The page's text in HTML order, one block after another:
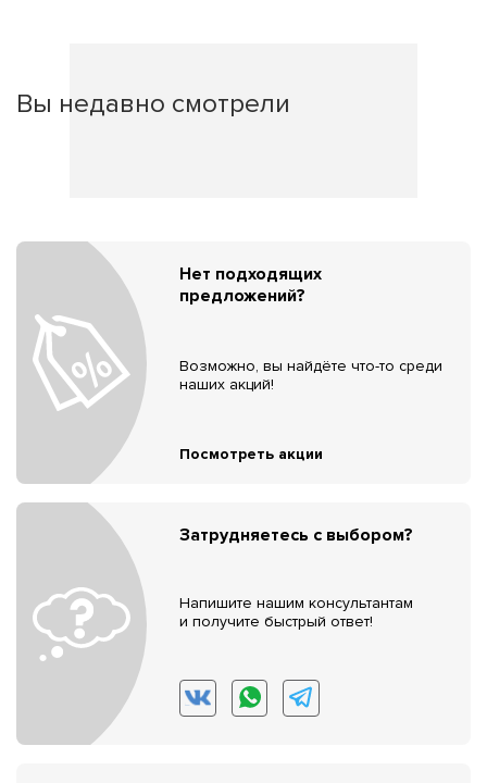
Вы недавно смотрели
Нет подходящих
предложений?
Возможно, вы найдёте что-то среди
наших акций!
Посмотреть акции
Затрудняетесь с выбором?
Напишите нашим консультантам
и получите быстрый ответ!